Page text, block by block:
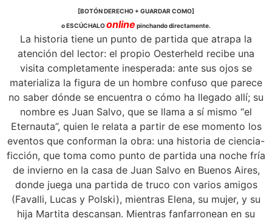
[BOTÓN DERECHO + GUARDAR COMO]
o ESCÚCHALOonline pinchando directamente.
La historia tiene un punto de partida que atrapa la
atención del lector: el propio Oesterheld recibe una
visita completamente inesperada: ante sus ojos se
materializa la figura de un hombre confuso que parece
no saber dónde se encuentra o cómo ha llegado allí; su
nombre es Juan Salvo, que se llama a sí mismo “el
Eternauta”, quien le relata a partir de ese momento los
eventos que conforman la obra: una historia de ciencia-
ficción, que toma como punto de partida una noche fría
de invierno en la casa de Juan Salvo en Buenos Aires,
donde juega una partida de truco con varios amigos
(Favalli, Lucas y Polski), mientras Elena, su mujer, y su
hija Martita descansan. Mientras fanfarronean en su